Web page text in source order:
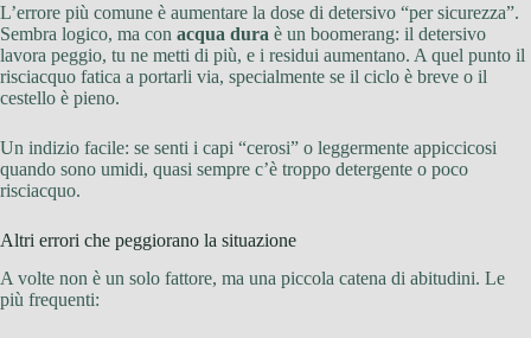
L’errore più comune è aumentare la dose di detersivo “per sicurezza”.
Sembra logico, ma con acqua dura è un boomerang: il detersivo
lavora peggio, tu ne metti di più, e i residui aumentano. A quel punto il
risciacquo fatica a portarli via, specialmente se il ciclo è breve o il
cestello è pieno.
Un indizio facile: se senti i capi “cerosi” o leggermente appiccicosi
quando sono umidi, quasi sempre c’è troppo detergente o poco
risciacquo.
Altri errori che peggiorano la situazione
A volte non è un solo fattore, ma una piccola catena di abitudini. Le
più frequenti: